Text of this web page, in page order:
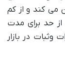
می کند و از کم
حد برای مدت
وثبات در بازار